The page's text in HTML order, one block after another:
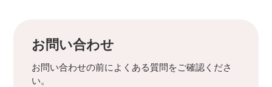
お問い合わせ
お問い合わせの前によくある質問をご確認くださ
い。